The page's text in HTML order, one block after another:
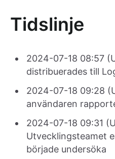
Tidslinje
2024-07-18 08:57
distribuerades till
2024-07-18 09:28
användaren
2024-07-18 09:31
Utvecklingsteamet
började undersöka